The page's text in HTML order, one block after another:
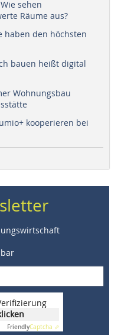
sehen
Räume aus?
haben den höchsten
bauen heißt digital
Wohnungsbau
kooperieren bei
FriendlyCaptcha ⇗